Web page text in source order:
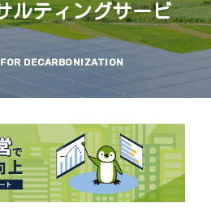
ルティングサービ
DECARBONIZATION